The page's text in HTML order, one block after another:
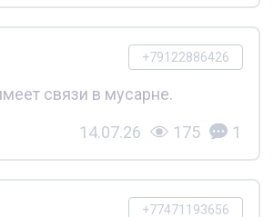
+79122886426
связи в мусарне.
14.07.26 175 1
+77471193656